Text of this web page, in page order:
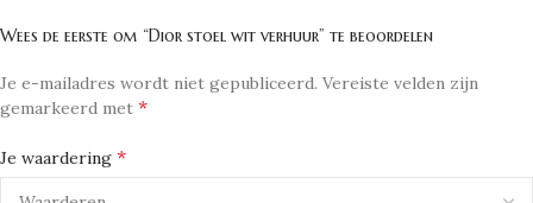
Wees de eerste om “Dior stoel wit verhuur” te beoordelen
Je e-mailadres wordt niet gepubliceerd. Vereiste velden zijn
gemarkeerd met *
Je waardering *